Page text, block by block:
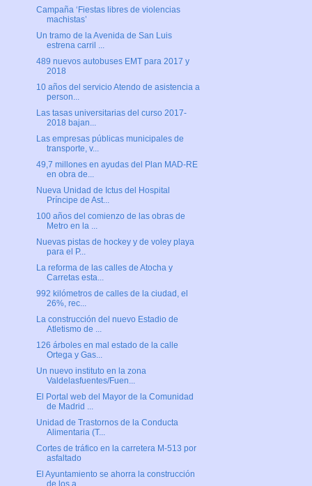
Campaña ‘Fiestas libres de violencias
machistas’
Un tramo de la Avenida de San Luis
estrena carril ...
489 nuevos autobuses EMT para 2017 y
2018
10 años del servicio Atendo de asistencia a
person...
Las tasas universitarias del curso 2017-
2018 bajan...
Las empresas públicas municipales de
transporte, v...
49,7 millones en ayudas del Plan MAD-RE
en obra de...
Nueva Unidad de Ictus del Hospital
Príncipe de Ast...
100 años del comienzo de las obras de
Metro en la ...
Nuevas pistas de hockey y de voley playa
para el P...
La reforma de las calles de Atocha y
Carretas esta...
992 kilómetros de calles de la ciudad, el
26%, rec...
La construcción del nuevo Estadio de
Atletismo de ...
126 árboles en mal estado de la calle
Ortega y Gas...
Un nuevo instituto en la zona
Valdelasfuentes/Fuen...
El Portal web del Mayor de la Comunidad
de Madrid ...
Unidad de Trastornos de la Conducta
Alimentaria (T...
Cortes de tráfico en la carretera M-513 por
asfaltado
El Ayuntamiento se ahorra la construcción